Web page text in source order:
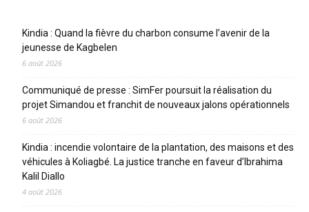
Kindia : Quand la fièvre du charbon consume l’avenir de la
jeunesse de Kagbelen
6 août 2026
Communiqué de presse : SimFer poursuit la réalisation du
projet Simandou et franchit de nouveaux jalons opérationnels
6 août 2026
Kindia : incendie volontaire de la plantation, des maisons et des
véhicules à Koliagbé. La justice tranche en faveur d’Ibrahima
Kalil Diallo
4 août 2026